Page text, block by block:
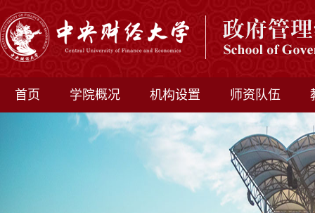
首页 学院概况 机构设置 师资队伍